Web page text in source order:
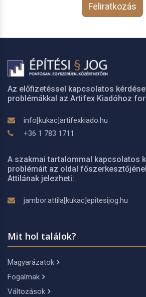
Feliratkozás
Az előfizetéssel kapcsolatos
problémákkal az Artifex Kiadóhoz
info[kukac]artifexkiado.hu
+36 1 783 1711
A szakmai tartalommal kapcsolatos
problémáit az oldal
Attilának jelezheti:
jambor.attila[kukac]epitesijog.hu
Mit hol találok?
Magyarázatok
Fogalmak
Változások